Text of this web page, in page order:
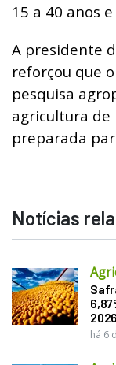
15 a 40 anos
A presidente
reforçou que
pesquisa
agricultura de
preparada
Notícias
2026
há 6